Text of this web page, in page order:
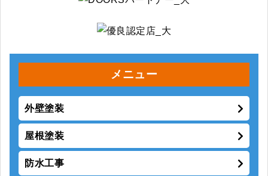
メニュー
外壁塗装
屋根塗装
防水工事